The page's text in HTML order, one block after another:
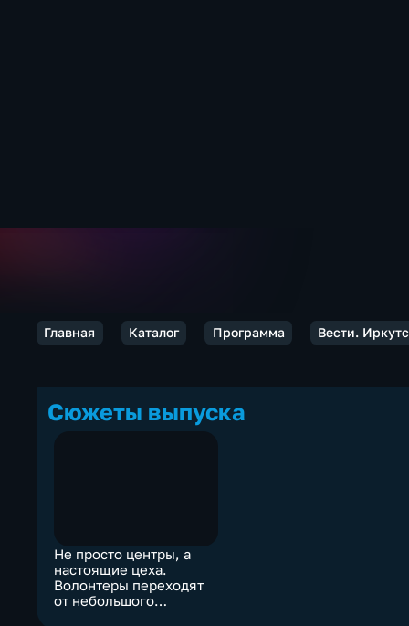
Главная Каталог Программа Вести.
Сюжеты выпуска
Не просто центры, а
настоящие цеха.
Волонтеры переходят
от небольшого